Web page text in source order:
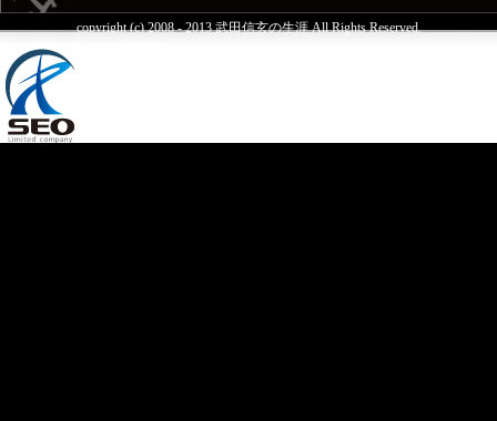
copyright (c) 2008 - 2013 武田信玄の生涯 All Rights Reserved.